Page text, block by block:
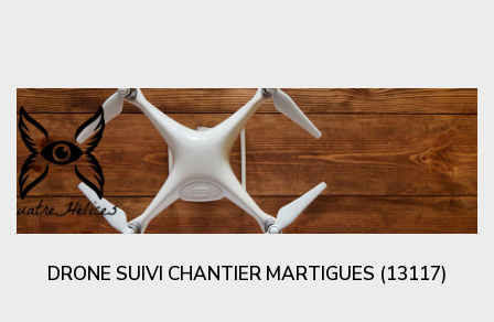
DRONE SUIVI CHANTIER MARTIGUES (13117)